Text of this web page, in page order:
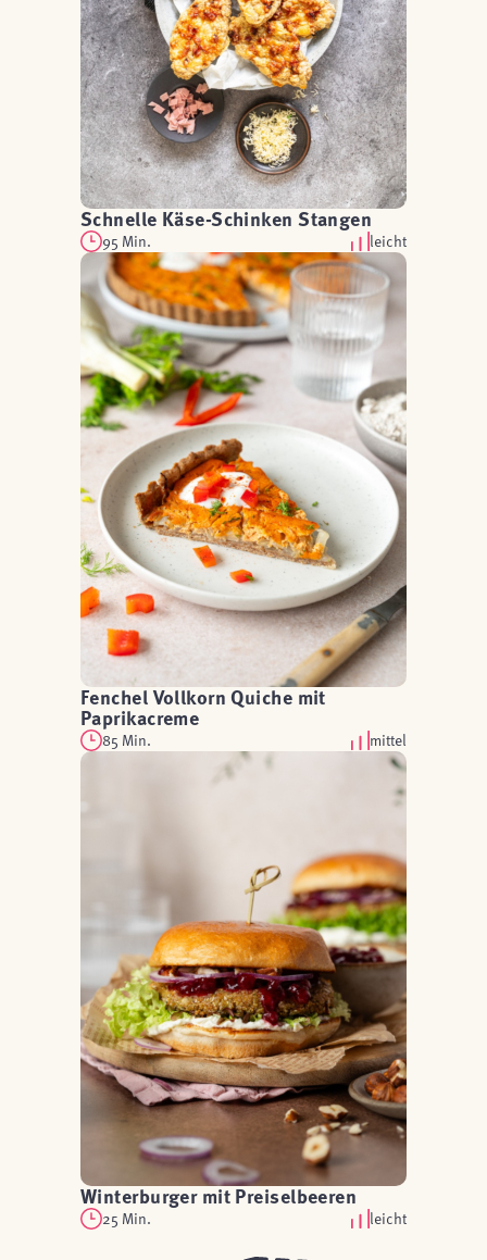
Schnelle Käse-Schinken Stangen
95 Min. leicht
Fenchel Vollkorn Quiche mit
Paprikacreme
85 Min. mittel
Winterburger mit Preiselbeeren
25 Min. leicht